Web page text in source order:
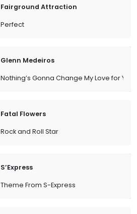
Fairground Attraction
Perfect
Glenn Medeiros
Nothing’s Gonna Change My Love for You
Fatal Flowers
Rock and Roll Star
S’Express
Theme From S-Express